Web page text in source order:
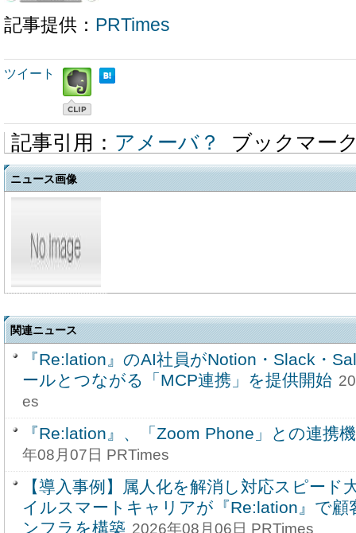
記事提供： PRTimes
ツイート
記事引用： アメーバ？ ブックマー
ニュース画像
関連ニュース
『Re:lation』のAI社員がNotion・Slack・
ールとつながる「MCP連携」を提供開始
es
『Re:lation』、「Zoom Phone」との連携
年08月07日 PRTimes
【導入事例】属人化を解消し対応スピード
イルスマートキャリアが『Re:lation』で顧
ンフラを構築 2026年08月06日 PRTimes